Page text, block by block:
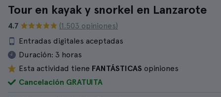
Tour en kayak y snorkel en Lanzarote
4.7
(1.503 opiniones)
Entradas digitales aceptadas
Duración: 3 horas
Esta actividad tiene FANTÁSTICAS opiniones
Cancelación GRATUITA